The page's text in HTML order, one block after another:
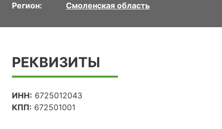
Регион:
Смоленская область
РЕКВИЗИТЫ
ИНН: 6725012043
КПП: 672501001